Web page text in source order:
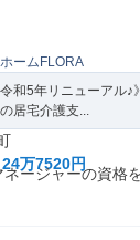
ームFLORA
令和5年リニューアル
居宅介護支...
万7520円
ージャーの資格